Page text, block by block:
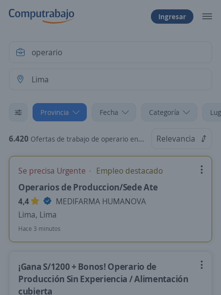
Ingresar
Provincia Fecha Categoría
6.420 Ofertas de trabajo de operario en Lima Relevancia
Se precisa Urgente Empleo destacado
Operarios de Produccion/Sede Ate
4,4
MEDIFARMA HUMANOVA
Lima, Lima
Hace 3 minutos
¡Gana S/1200 + Bonos! Operario de
Producción Sin Experiencia / Alimentación
cubierta